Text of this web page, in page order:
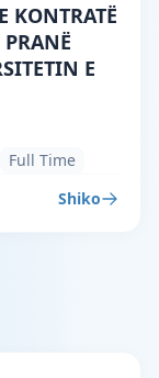
KONTRATË
E
Full Time
Shiko